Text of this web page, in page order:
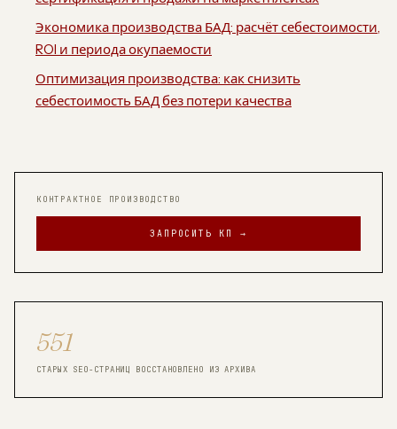
Экономика производства БАД: расчёт себестоимости,
ROI и периода окупаемости
Оптимизация производства: как снизить
себестоимость БАД без потери качества
КОНТРАКТНОЕ ПРОИЗВОДСТВО
ЗАПРОСИТЬ КП →
551
СТАРЫХ SEO-СТРАНИЦ ВОССТАНОВЛЕНО ИЗ АРХИВА